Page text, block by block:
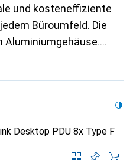
und kosteneffiziente
Büroumfeld. Die
Aluminiumgehäuse.
Desktop PDU 8x Type F